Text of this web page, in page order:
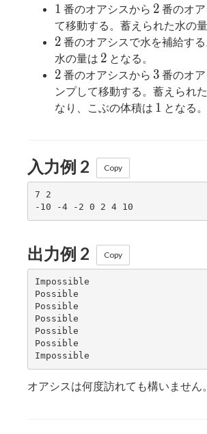
1
1 番のオアシスから 2
2 番のオ
て移動する。蓄えられた水の
2
2 番のオアシスで水を補給す
水の量は 2
2 となる。
2
2 番のオアシスから 3
3 番のオ
ンプして移動する。蓄えられ
なり、こぶの体積は 1
1 となる。
入力例 2 Copy
7 2
出力例 2 Copy
Impossible
Possible
Possible
Possible
Possible
Possible
オアシスは何度訪れても構いません。